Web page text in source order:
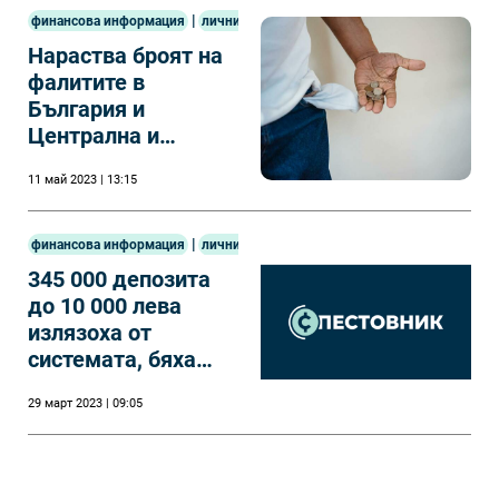
финансова информация | лични финанси
Нараства броят на
фалитите в
България и
Централна и
11 май 2023 | 13:15
финансова информация | лични финанси
345 000 депозита
до 10 000 лева
излязоха от
системата, бяха
29 март 2023 | 09:05